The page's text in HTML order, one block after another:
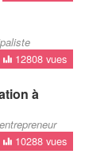
12808 vues
à
10288 vues